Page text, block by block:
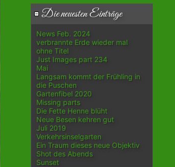
Die neuesten Einträge
News Feb. 2024
verbrannte Erde wieder mal
ohne Titel
Just Images part 234
Mai
Langsam kommt der Frühling in
die Puschen
Gartenfibel 2020
Missing parts
Die Fette Henne blüht
Neue Besen kehren gut
Juli 2019
Verkehrsinselgarten
Ein Traum dieses neue Objektiv
Shot des Abends
Sunset